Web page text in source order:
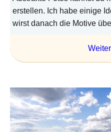
erstellen. Ich habe einige
wirst danach die Motive